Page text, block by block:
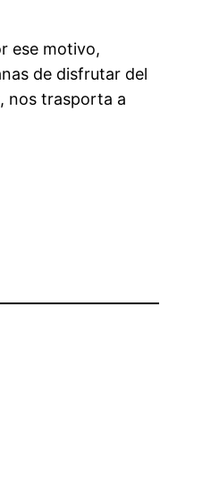
ese motivo,
de disfrutar del
nos trasporta a